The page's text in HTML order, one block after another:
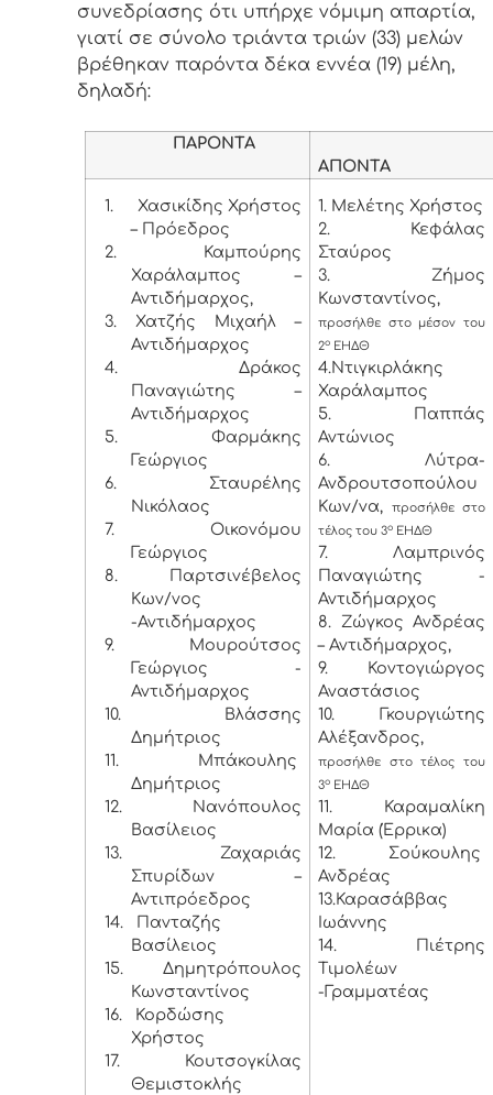
συνεδρίασης ότι υπήρχε νόμιμη απαρτία,
γιατί σε σύνολο τριάντα τριών (33) μελών
βρέθηκαν παρόντα δέκα εννέα (19) μέλη,
δηλαδή:
ΠΑΡΟΝΤΑ
ΑΠΟΝΤΑ
1.
Χασικίδης Χρήστος
– Πρόεδρος
2. Καμπούρης
Χαράλαμπος –
Αντιδήμαρχος,
3. Χατζής Μιχαήλ –
Αντιδήμαρχος
4.
Δράκος
Παναγιώτης –
Αντιδήμαρχος
5.
Φαρμάκης
Γεώργιος
6.
Σταυρέλης
Νικόλαος
7.
Οικονόμου
Γεώργιος
8.
Παρτσινέβελος
Κων/νος
-Αντιδήμαρχος
9. Μουρούτσος
Γεώργιος -
Αντιδήμαρχος
10.
Βλάσσης
Δημήτριος
11.
Μπάκουλης
Δημήτριος
12.
Νανόπουλος
Βασίλειος
13.
Ζαχαριάς
Σπυρίδων –
Αντιπρόεδρος
14.
Πανταζής
Βασίλειος
15.
Δημητρόπουλος
Κωνσταντίνος
16.
Κορδώσης
Χρήστος
17.
Κουτσογκίλας
Θεμιστοκλής
1. Μελέτης Χρήστος
2. Κεφάλας
Σταύρος
3. Ζήμος
Κωνσταντίνος,
προσήλθε στο μέσον του
2ο ΕΗΔΘ
4.Ντιγκιρλάκης
Χαράλαμπος
5. Παππάς
Αντώνιος
6. Λύτρα-
Ανδρουτσοπούλου
Κων/να,προσήλθε στο
τέλος του 3ο ΕΗΔΘ
7. Λαμπρινός
Παναγιώτης -
Αντιδήμαρχος
8. Ζώγκος Ανδρέας
– Αντιδήμαρχος,
9. Κοντογιώργος
Αναστάσιος
10. Γκουργιώτης
Αλέξανδρος,
προσήλθε στο τέλος του
3ο ΕΗΔΘ
11. Καραμαλίκη
Μαρία (Έρρικα)
12. Σούκουλης
Ανδρέας
13.Καρασάββας
Ιωάννης
14. Πιέτρης
Τιμολέων
-Γραμματέας